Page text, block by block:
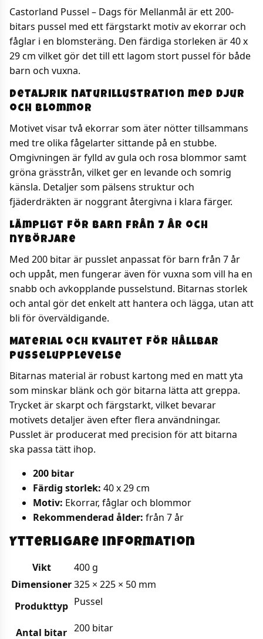
Castorland Pussel – Dags för Mellanmål är ett 200-
bitars pussel med ett färgstarkt motiv av ekorrar och
fåglar i en blomsteräng. Den färdiga storleken är 40 x
29 cm vilket gör det till ett lagom stort pussel för både
barn och vuxna.
Detaljrik naturillustration med djur
och blommor
Motivet visar två ekorrar som äter nötter tillsammans
med tre olika fågelarter sittande på en stubbe.
Omgivningen är fylld av gula och rosa blommor samt
gröna grässtrån, vilket ger en levande och somrig
känsla. Detaljer som pälsens struktur och
fjäderdräkten är noggrant återgivna i klara färger.
Lämpligt för barn från 7 år och
nybörjare
Med 200 bitar är pusslet anpassat för barn från 7 år
och uppåt, men fungerar även för vuxna som vill ha en
snabb och avkopplande pusselstund. Bitarnas storlek
och antal gör det enkelt att hantera och lägga, utan att
bli för överväldigande.
Material och kvalitet för hållbar
pusselupplevelse
Bitarnas material är robust kartong med en matt yta
som minskar blänk och gör bitarna lätta att greppa.
Trycket är skarpt och färgstarkt, vilket bevarar
motivets detaljer även efter flera användningar.
Pusslet är producerat med precision för att bitarna
ska passa tätt ihop.
200 bitar
Färdig storlek: 40 x 29 cm
Motiv: Ekorrar, fåglar och blommor
Rekommenderad ålder: från 7 år
Ytterligare information
Vikt
400 g
Dimensioner325 × 225 × 50 mm
Produkttyp Pussel
Antal bitar 200 bitar